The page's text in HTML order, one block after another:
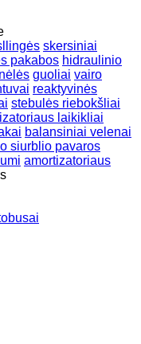
skersiniai
pakabos hidraulinio
guoliai vairo
reaktyvinės
stebulės riebokšliai
laikikliai
balansiniai velenai
siurblio pavaros
amortizatoriaus